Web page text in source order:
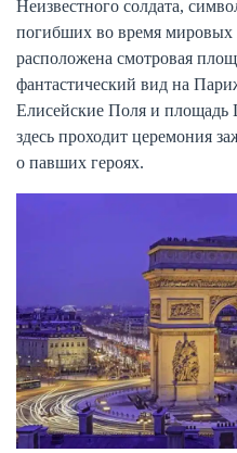
Неизвестного солдата,
погибших во время
расположена смотровая
фантастический вид на
Елисейские Поля и
здесь проходит церемония
о павших героях.